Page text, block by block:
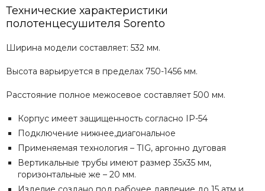
Nika
Axxinot
Benetto
Технические характеристики
полотенцесушителя Sorento
Ширина модели составляет: 532 мм.
Высота варьируется в пределах 750-1456 мм.
Расстояние полное межосевое составляет 500 мм.
Корпус имеет защищенность согласно IP-54
Подключение нижнее,диагональное
Применяемая технология – TIG, аргонно дуговая
Вертикальные трубы имеют размер 35х35 мм,
горизонтальные же – 20 мм.